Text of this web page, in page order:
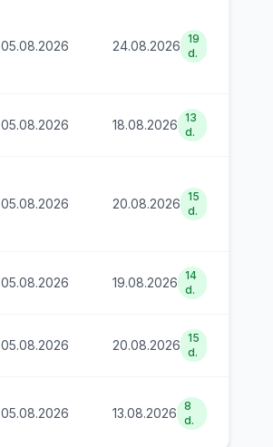
05.08.2026 24.08.2026 19
d.
05.08.2026 18.08.2026 13
d.
05.08.2026 20.08.2026 15
d.
05.08.2026 19.08.2026 14
d.
05.08.2026 20.08.2026 15
d.
05.08.2026 13.08.2026 8
d.